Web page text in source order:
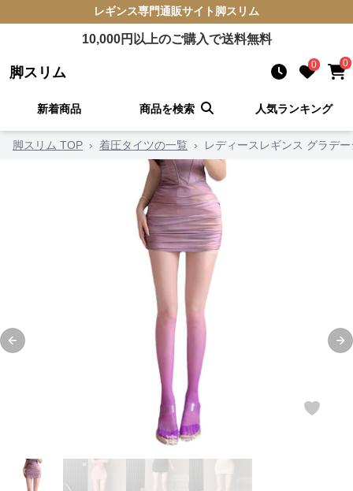
レギンス専門通販サイト 脚スリム
10,000円以上のご購入で送料無料
脚スリム 0 0
新着商品 商品を検索 人気ランキング
脚スリム TOP › 着圧タイツの一覧 › レディースレギンス グラデ
Previous slide